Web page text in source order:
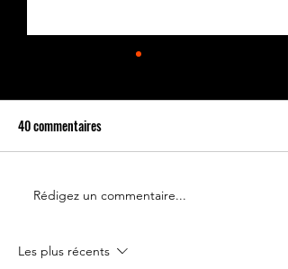
Le 14 juillet doit rester une
40 commentaires
Rédigez un commentaire...
Les plus récents